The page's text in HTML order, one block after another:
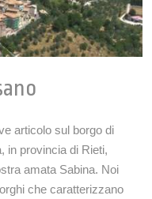
articolo sul borgo di
in provincia di Rieti,
amata Sabina. Noi
che caratterizzano